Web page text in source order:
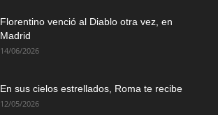
Florentino venció al Diablo otra vez, en
Madrid
14/06/2026
En sus cielos estrellados, Roma te recibe
12/05/2026